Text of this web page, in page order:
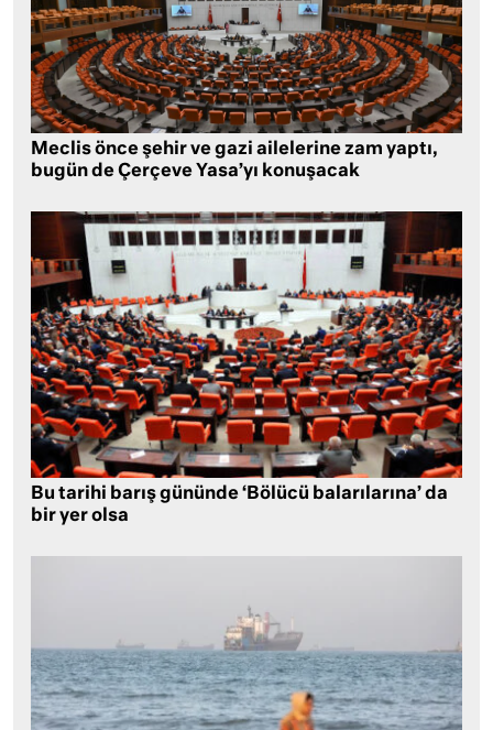
Meclis önce şehir ve gazi ailelerine zam yaptı,
bugün de Çerçeve Yasa’yı konuşacak
Bu tarihi barış gününde ‘Bölücü balarılarına’ da
bir yer olsa